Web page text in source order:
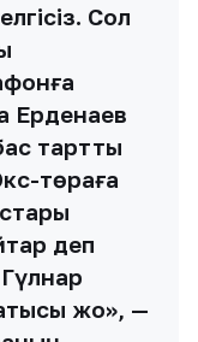
Сол
Ерденаев
тартты
төраға
деп
жоқ», —